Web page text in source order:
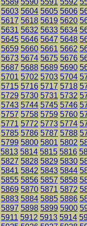
5603 5604 5605 5606
5617 5618 5619 5620
5631 5632 5633 5634
5645 5646 5647 5648
5659 5660 5661 5662
5673 5674 5675 5676
5687 5688 5689 5690
5701 5702 5703 5704
5715 5716 5717 5718
5729 5730 5731 5732
5743 5744 5745 5746
5757 5758 5759 5760
5771 5772 5773 5774
5785 5786 5787 5788
5799 5800 5801 5802
5813 5814 5815 5816
5827 5828 5829 5830
5841 5842 5843 5844
5855 5856 5857 5858
5869 5870 5871 5872
5883 5884 5885 5886
5897 5898 5899 5900
5911 5912 5913 5914